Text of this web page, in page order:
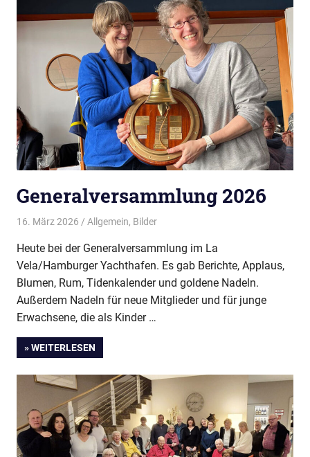
Generalversammlung 2026
16. März 2026 Thees
Allgemein, Bilder
Heute bei der Generalversammlung im La
Vela/Hamburger Yachthafen. Es gab Berichte, Applaus,
Blumen, Rum, Tidenkalender und goldene Nadeln.
Außerdem Nadeln für neue Mitglieder und für junge
Erwachsene, die als Kinder …
» WEITERLESEN